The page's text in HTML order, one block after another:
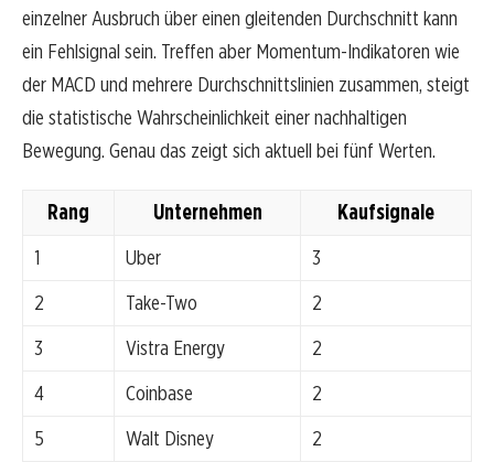
einzelner Ausbruch über einen gleitenden Durchschnitt kann
ein Fehlsignal sein. Treffen aber Momentum-Indikatoren wie
der MACD und mehrere Durchschnittslinien zusammen, steigt
die statistische Wahrscheinlichkeit einer nachhaltigen
Bewegung. Genau das zeigt sich aktuell bei fünf Werten.
Rang Unternehmen
Kaufsignale
1
Uber
3
2
Take-Two
2
3
Vistra Energy
2
4
Coinbase
2
5
Walt Disney 2